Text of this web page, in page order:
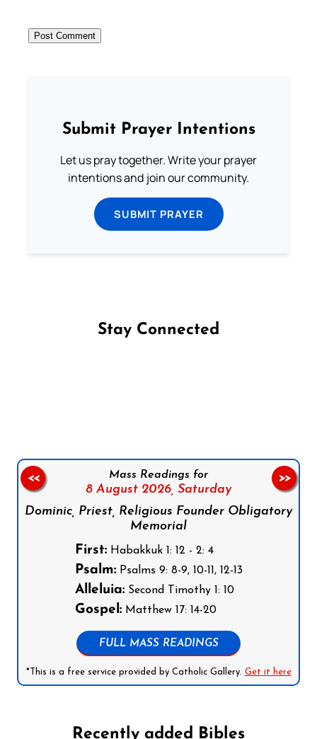
Submit Prayer Intentions
Let us pray together. Write your prayer
intentions and join our community.
SUBMIT PRAYER
Stay Connected
Mass Readings for
8 August 2026, Saturday
Dominic, Priest, Religious Founder Obligatory
Memorial
First:Habakkuk 1: 12 - 2: 4
Psalm:Psalms 9: 8-9, 10-11, 12-13
Alleluia:Second Timothy 1: 10
Gospel:Matthew 17: 14-20
FULL MASS READINGS
*This is a free service provided by Catholic Gallery. Get it here
<< >>
Recently added Bibles